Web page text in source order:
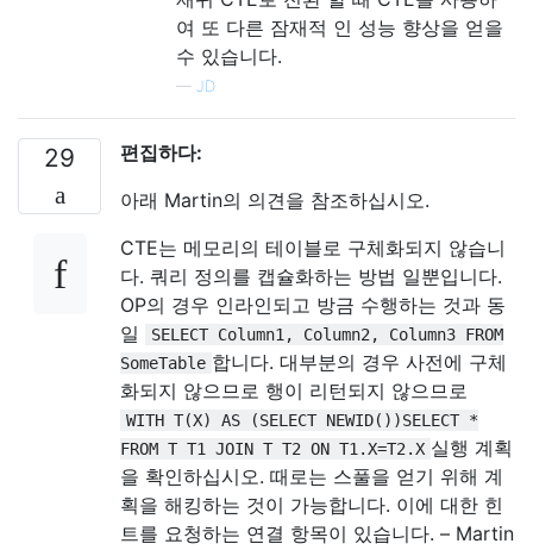
여 또 다른 잠재적 인 성능 향상을 얻을
수 있습니다.
— JD
29
편집하다:
아래 Martin의 의견을 참조하십시오.
CTE는 메모리의 테이블로 구체화되지 않습니
다. 쿼리 정의를 캡슐화하는 방법 일뿐입니다.
OP의 경우 인라인되고 방금 수행하는 것과 동
일
SELECT Column1, Column2, Column3 FROM
SomeTable 합니다. 대부분의 경우 사전에 구체
화되지 않으므로 행이 리턴되지 않으므로
WITH T(X) AS (SELECT NEWID())SELECT *
FROM T T1 JOIN T T2 ON T1.X=T2.X 실행 계획
을 확인하십시오. 때로는 스풀을 얻기 위해 계
획을 해킹하는 것이 가능합니다. 이에 대한 힌
트를 요청하는 연결 항목이 있습니다. – Martin